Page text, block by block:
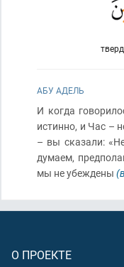
АБУ АДЕЛЬ
И когда
истинно, и Час –
– вы сказали:
думаем,
мы не убеждены
О ПРОЕКТЕ